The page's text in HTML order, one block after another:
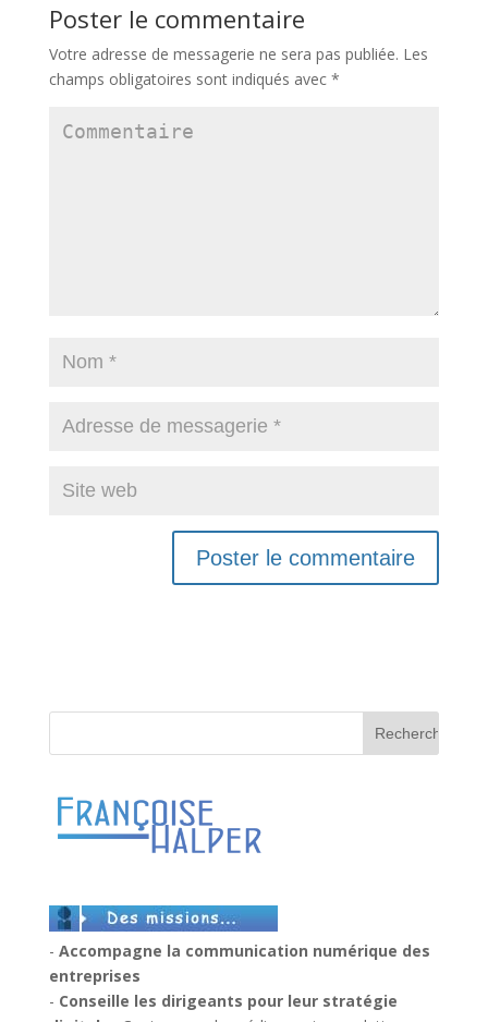
Poster le commentaire
Votre adresse de messagerie ne sera pas publiée. Les
champs obligatoires sont indiqués avec *
- Accompagne la communication numérique des
entreprises
- Conseille les dirigeants pour leur stratégie